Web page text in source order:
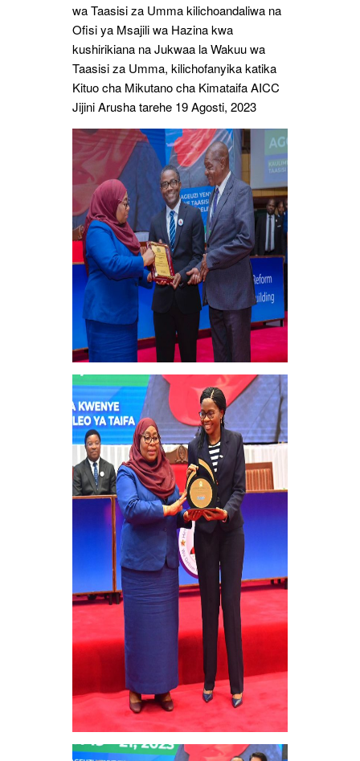
wa Taasisi za Umma kilichoandaliwa na
Ofisi ya Msajili wa Hazina kwa
kushirikiana na Jukwaa la Wakuu wa
Taasisi za Umma, kilichofanyika katika
Kituo cha Mikutano cha Kimataifa AICC
Jijini Arusha tarehe 19 Agosti, 2023